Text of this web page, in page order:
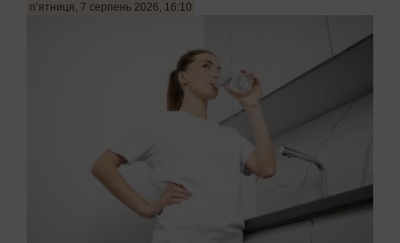
п’ятниця, 7 серпень 2026, 16:10